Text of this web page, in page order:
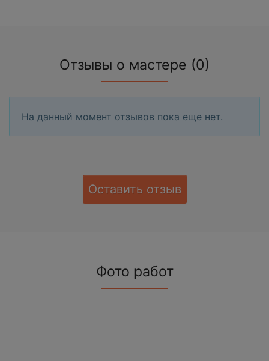
Отзывы о мастере (0)
На данный момент отзывов пока еще нет.
Оставить отзыв
Фото работ